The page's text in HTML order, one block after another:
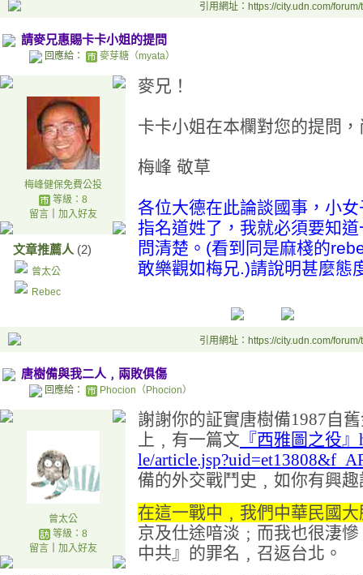
引用網址：https://city.udn.com/
請麥兄惠賜卡卡小姐的提問
回應給： 麥芽糖（myata）
梅峰健保免費公投
等級：8
留言｜ 加入好友
文章推薦人 (2)
曾太公
Rebec
麥兄！
卡卡小姐在本欄對您的提問
梅峰 敬草
各位大德在此論談國事，小
指名道姓了，我就必須要知
問清楚。(看到同是麻棧的
敢樂觀如梅兄.)請說明甚麼態
引用網址：https://city.udn.com/
唐樹備與我二人﹐兩敗俱傷
回應給： Phocion（Phocion）
曾太公
等級：8
留言｜ 加入好友
謝謝你的証實唐樹備1987自
上﹐有一篇文 『西雅圖之役
le/
備的外交戰鬥史﹐如你有興
在這一戰中﹐我們中華民國
京及仕途喑淡﹔而我也很淒
中共』的罪名﹐召返台北。